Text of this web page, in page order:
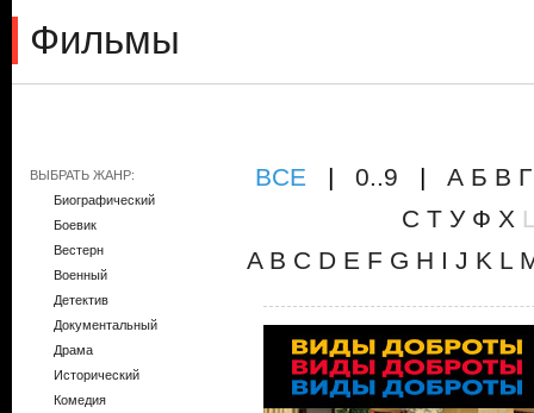
Фильмы
ВЫБРАТЬ ЖАНР:
Биографический
Боевик
Вестерн
Военный
Детектив
Документальный
Драма
Исторический
Комедия
ВCE | 0..9 | А Б В Г
С Т У Ф Х
A B C D E F G H I J K L